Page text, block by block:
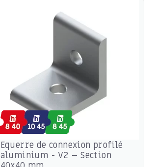
Equerre de connexion profilé
aluminium - V2 – Section